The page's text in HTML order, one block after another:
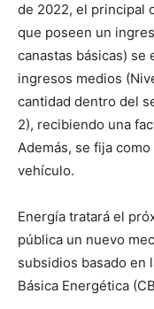
de 2022, el principal
que poseen un
canastas básicas)
ingresos medios
cantidad dentro del
2), recibiendo una
Además, se fija
vehículo.
Energía tratará el
pública un nuevo
subsidios basado en
Básica Energética